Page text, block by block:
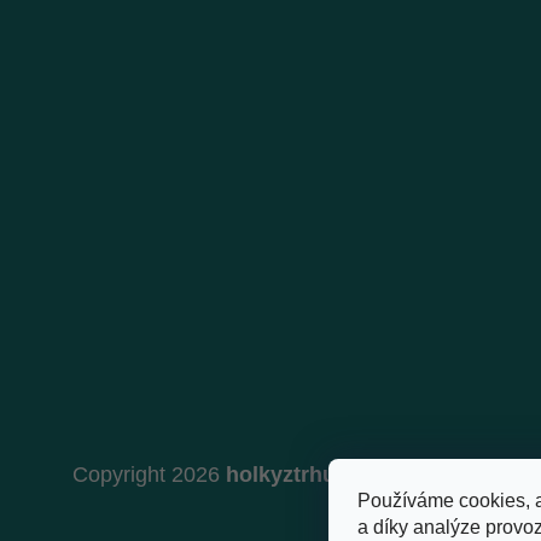
Používáme cookies,
a díky analýze
Copyright 2026 holkyztrhu.cz